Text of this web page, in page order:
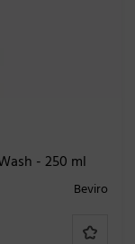
- 250 ml
Beviro